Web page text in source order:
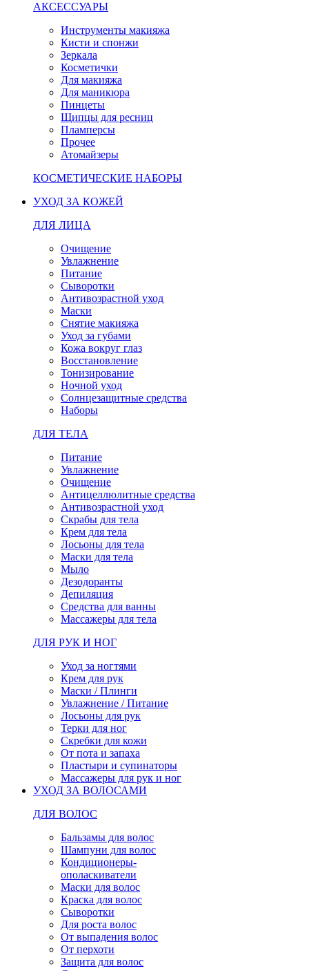
АКСЕССУАРЫ
Инструменты макияжа
Кисти и спонжи
Зеркала
Косметички
Для макияжа
Для маникюра
Пинцеты
Щипцы для ресниц
Пламперсы
Прочее
Атомайзеры
КОСМЕТИЧЕСКИЕ НАБОРЫ
УХОД ЗА КОЖЕЙ
ДЛЯ ЛИЦА
Очищение
Увлажнение
Питание
Сыворотки
Антивозрастной уход
Маски
Снятие макияжа
Уход за губами
Кожа вокруг глаз
Восстановление
Тонизирование
Ночной уход
Солнцезащитные средства
Наборы
ДЛЯ ТЕЛА
Питание
Увлажнение
Очищение
Антицеллюлитные средства
Антивозрастной уход
Скрабы для тела
Крем для тела
Лосьоны для тела
Маски для тела
Мыло
Дезодоранты
Депиляция
Средства для ванны
Массажеры для тела
ДЛЯ РУК И НОГ
Уход за ногтями
Крем для рук
Маски / Плинги
Увлажнение / Питание
Лосьоны для рук
Терки для ног
Скребки для кожи
От пота и запаха
Пластыри и супинаторы
Массажеры для рук и ног
УХОД ЗА ВОЛОСАМИ
ДЛЯ ВОЛОС
Бальзамы для волос
Шампуни для волос
Кондиционеры-
ополаскиватели
Маски для волос
Краска для волос
Сыворотки
Для роста волос
От выпадения волос
От перхоти
Защита для волос